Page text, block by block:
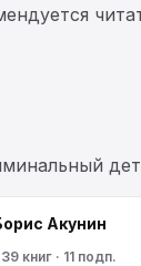
Акунин
книг · 11 подп.